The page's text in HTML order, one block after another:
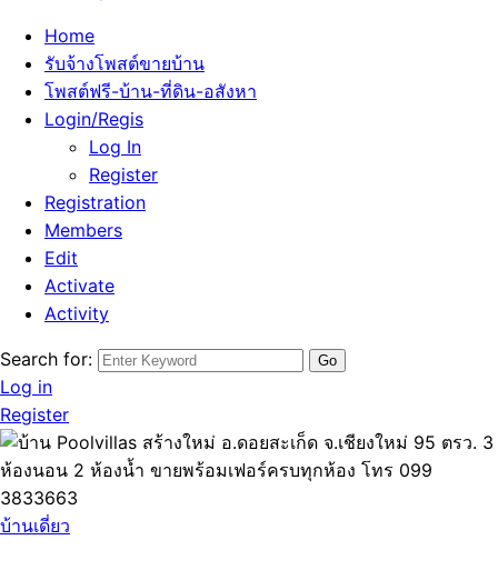
Home
รับจ้างโพสต์ขายบ้าน
โพสต์ฟรี-บ้าน-ที่ดิน-อสังหา
Login/Regis
Log In
Register
Registration
Members
Edit
Activate
Activity
Search for:
Log in
Register
บ้านเดี่ยว